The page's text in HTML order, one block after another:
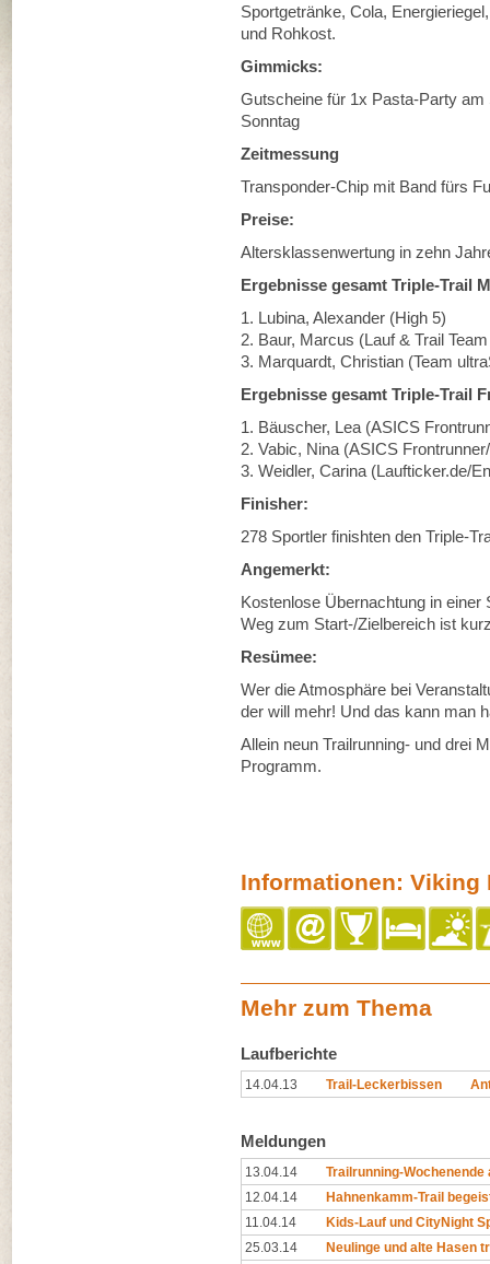
Sportgetränke, Cola,
und Rohkost.
Gimmicks:
Gutscheine für 1x Pasta-Party
Sonntag
Zeitmessung
Transponder-Chip mit Band fürs
Preise:
Altersklassenwertung in zehn
Ergebnisse gesamt Triple-Trail
1. Lubina, Alexander (High 5)
2. Baur, Marcus (Lauf & Trail
3. Marquardt, Christian (Team
Ergebnisse gesamt Triple-Trail
1. Bäuscher, Lea (ASICS
2. Vabic, Nina (ASICS
3. Weidler, Carina (Laufticker.de/
Finisher:
278 Sportler finishten den Triple-
Angemerkt:
Kostenlose Übernachtung in
Weg zum Start-/Zielbereich ist
Resümee:
Wer die Atmosphäre bei
der will mehr! Und das kann man
Allein neun Trailrunning- und drei
Programm.
Informationen: Viking
Mehr zum Thema
Laufberichte
14.04.13 Trail-Leckerbissen
Meldungen
13.04.14
Trailrunning-
12.04.14
Hahnenkamm-Trail
11.04.14
Kids-Lauf und CityNight
25.03.14
Neulinge und alte Hasen